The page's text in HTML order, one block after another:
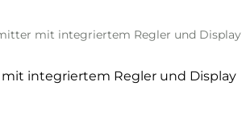
des Bildes.
mit integriertem Regler und Display
integriertem Regler und Display